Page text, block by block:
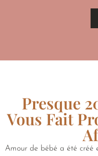
Presque
Vous Fait
Amour de bébé a été créé